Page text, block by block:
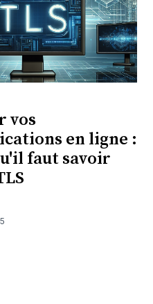
vos
en ligne :
faut savoir